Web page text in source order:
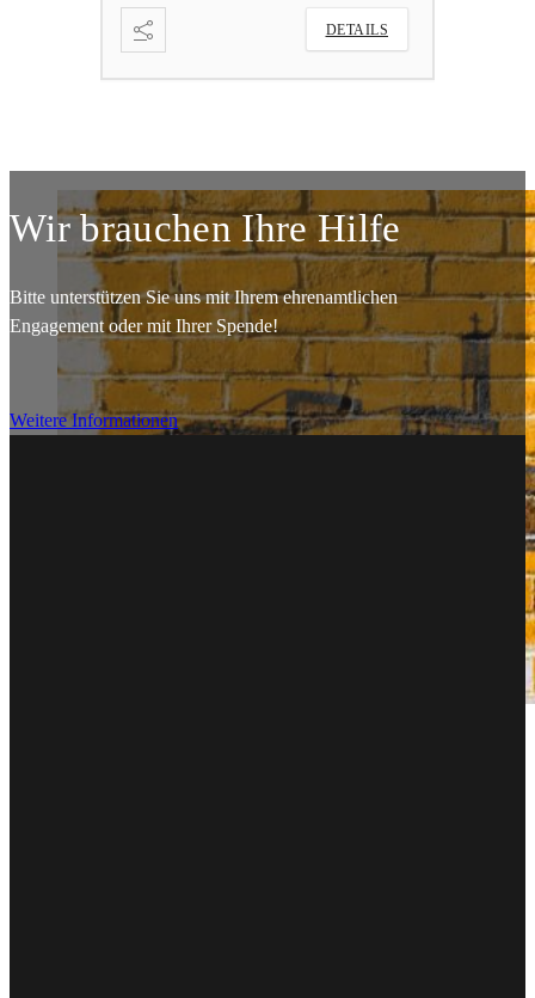
DETAILS
Wir brauchen Ihre Hilfe
Bitte unterstützen Sie uns mit Ihrem ehrenamtlichen
Engagement oder mit Ihrer Spende!
Weitere Informationen